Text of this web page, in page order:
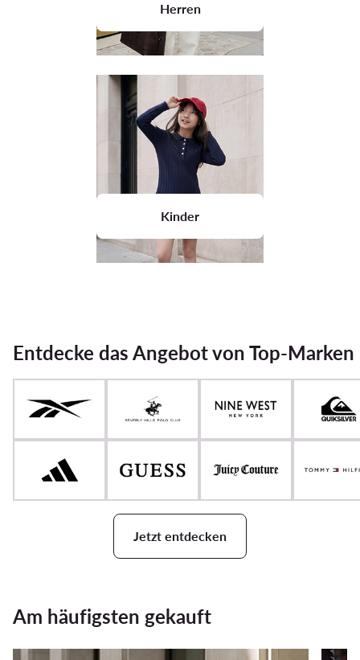
Herren
Kinder
Entdecke das Angebot von Top-Marken
Jetzt entdecken
Am häufigsten gekauft